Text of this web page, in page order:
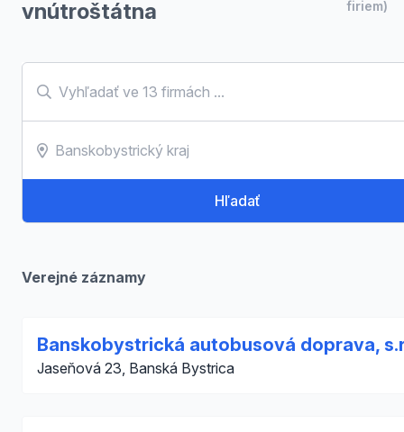
vnútroštátna
firiem)
Hľadať
Verejné záznamy
Banskobystrická autobusová doprava,
Jaseňová 23, Banská Bystrica